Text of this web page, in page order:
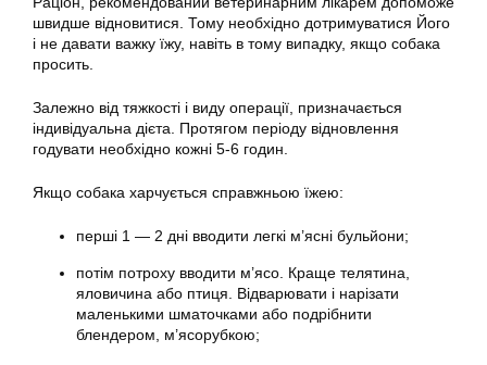
швидше відновитися. Тому необхідно дотримуватися Його
і не давати важку їжу, навіть в тому випадку, якщо собака
просить.
Залежно від тяжкості і виду операції, призначається
індивідуальна дієта. Протягом періоду відновлення
годувати необхідно кожні 5-6 годин.
Якщо собака харчується справжньою їжею:
перші 1 — 2 дні вводити легкі м’ясні бульйони;
потім потроху вводити м’ясо. Краще телятина,
яловичина або птиця. Відварювати і нарізати
маленькими шматочками або подрібнити
блендером, м’ясорубкою;